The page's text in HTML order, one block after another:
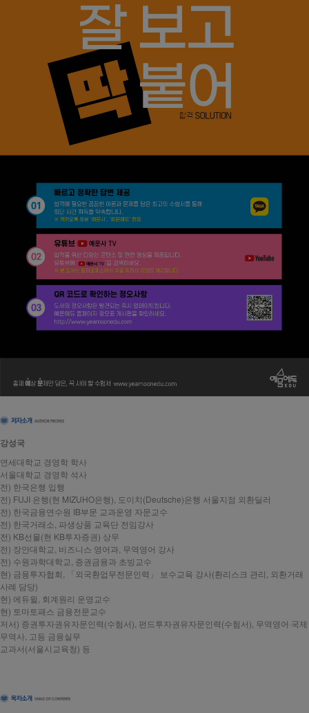
강성국
연세대학교 경영학 학사
서울대학교 경영학 석사
전) 한국은행 입행
전) FUJI 은행(현 MIZUHO은행), 도이치(Deutsche)은행 서울지점 외환딜러
전) 한국금융연수원 IB부문 교과운영 자문교수
전) 한국거래소, 파생상품 교육단 전임강사
전) KB선물(현 KB투자증권) 상무
전) 장안대학교, 비즈니스 영어과, 무역영어 강사
전) 수원과학대학교, 증권금융과 초빙교수
현) 금융투자협회, 「외국환업무전문인력」 보수교육 강사(환리스크 관리, 외환거래
사례 담당)
현) 에듀윌, 회계원리 운영교수
현) 토마토패스 금융전문교수
저서) 증권투자권유자문인력(수험서), 펀드투자권유자문인력(수험서), 무역영어·국제
무역사, 고등 금융실무
교과서(서울시교육청) 등